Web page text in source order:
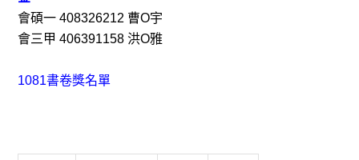
會碩一 408326212 曹O宇
會三甲 406391158 洪O雅
1081書卷獎名單